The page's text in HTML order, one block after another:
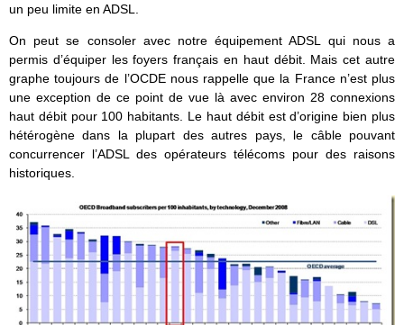
un peu limite en ADSL.
On peut se consoler avec notre équipement ADSL qui nous a
permis d’équiper les foyers français en haut débit. Mais cet autre
graphe toujours de l’OCDE nous rappelle que la France n’est plus
une exception de ce point de vue là avec environ 28 connexions
haut débit pour 100 habitants. Le haut débit est d’origine bien plus
hétérogène dans la plupart des autres pays, le câble pouvant
concurrencer l’ADSL des opérateurs télécoms pour des raisons
historiques.